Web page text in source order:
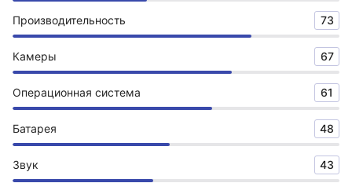
Производительность 73
Камеры 67
Операционная система 61
Батарея 48
Звук 43